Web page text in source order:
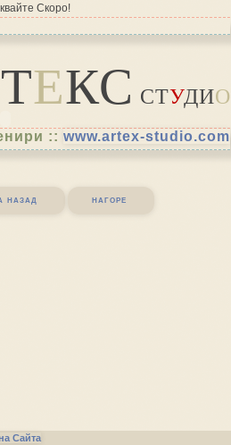
Скоро!
ТЕКС СТУДИО
:: www.artex-studio.com
назад нагоре
Сайта